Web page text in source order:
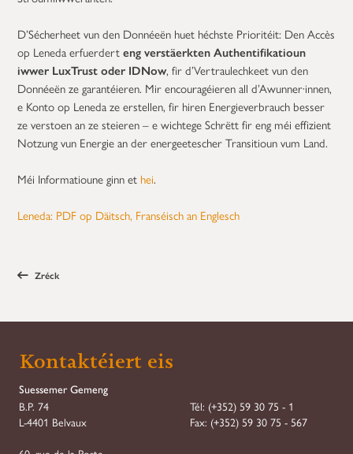
D’Sécherheet vun den Donnéeën huet héchste Prioritéit: Den Accès
op Leneda erfuerderteng verstäerkten Authentifikatioun
iwwer LuxTrust oder IDNow, fir d’Vertraulechkeet vun den
Donnéeën ze garantéieren. Mir encouragéieren all d’Awunner·innen,
e Konto op Leneda ze erstellen, fir hiren Energieverbrauch besser
ze verstoen an ze steieren – e wichtege Schrëtt fir eng méi effizient
Notzung vun Energie an der energeetescher Transitioun vum Land.
Méi Informatioune ginn et hei.
Leneda: PDF op Däitsch, Franséisch an Englesch
Zréck
Kontaktéiert eis
Suessemer Gemeng
B.P. 74
L-4401 Belvaux
Tél: (+352) 59 30 75 - 1
Fax: (+352) 59 30 75 - 567